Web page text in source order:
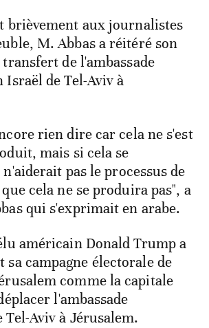
brièvement aux journalistes
M. Abbas a réitéré son
de l'ambassade
Israël de Tel-Aviv à
rien dire car cela ne s'est
mais si cela se
pas le processus de
cela ne se produira pas", a
qui s'exprimait en arabe.
américain Donald Trump a
campagne électorale de
comme la capitale
l'ambassade
Aviv à Jérusalem.